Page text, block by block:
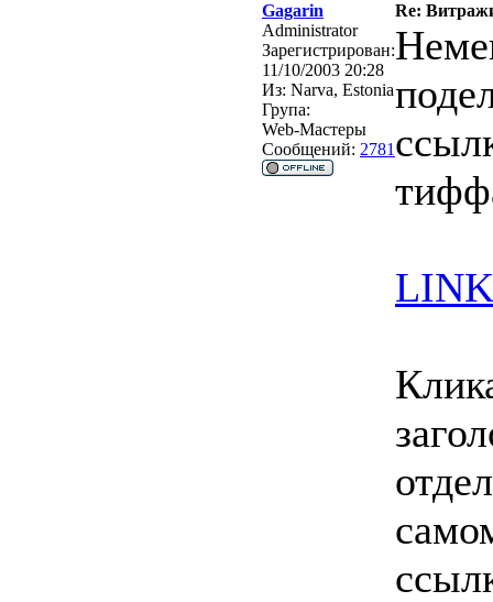
Gagarin
Re:
Administrator
Зарегистрирован:
11/10/2003 20:28
Из: Narva, Estonia
Група:
Web-Мастеры
Сообщений: 2781
LINK